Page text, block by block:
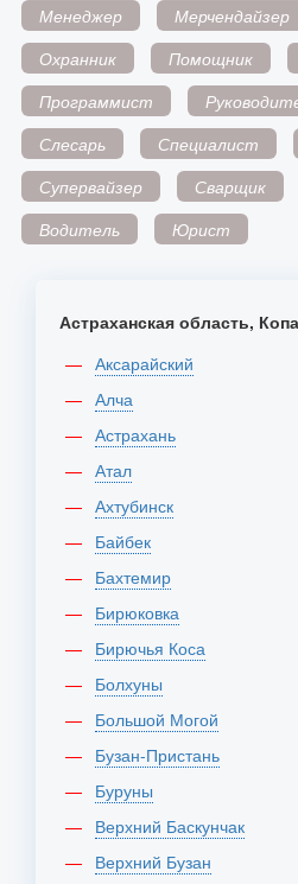
Менеджер
Мерчендайзер
Охранник
Помощник
Программист
Слесарь
Специалист
Супервайзер
Сварщик
Водитель
Юрист
Астраханская область,
Аксарайский
Алча
Астрахань
Атал
Ахтубинск
Байбек
Бахтемир
Бирюковка
Бирючья Коса
Болхуны
Большой Могой
Бузан-Пристань
Буруны
Верхний Баскунчак
Верхний Бузан